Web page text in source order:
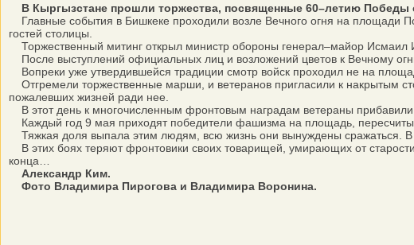
В Кыргызстане прошли торжества, посвященные 60–летию Победы
Главные события в Бишкеке проходили возле Вечного огня на площади
гостей столицы.
Торжественный митинг открыл министр обороны генерал–майор Исмаил
После выступлений официальных лиц и возложений цветов к Вечному
Вопреки уже утвердившейся традиции смотр войск проходил не на
Отгремели торжественные марши, и ветеранов пригласили к накрытым
пожалевших жизней ради нее.
В этот день к многочисленным фронтовым наградам ветераны
Каждый год 9 мая приходят победители фашизма на площадь,
Тяжкая доля выпала этим людям, всю жизнь они вынуждены сражаться.
В этих боях теряют фронтовики своих товарищей, умирающих от
конца…
Александр Ким.
Фото Владимира Пирогова и Владимира Воронина.